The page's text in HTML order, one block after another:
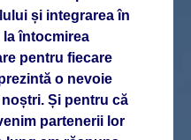
și integrarea în
întocmirea
pentru fiecare
o nevoie
Și pentru că
partenerii lor